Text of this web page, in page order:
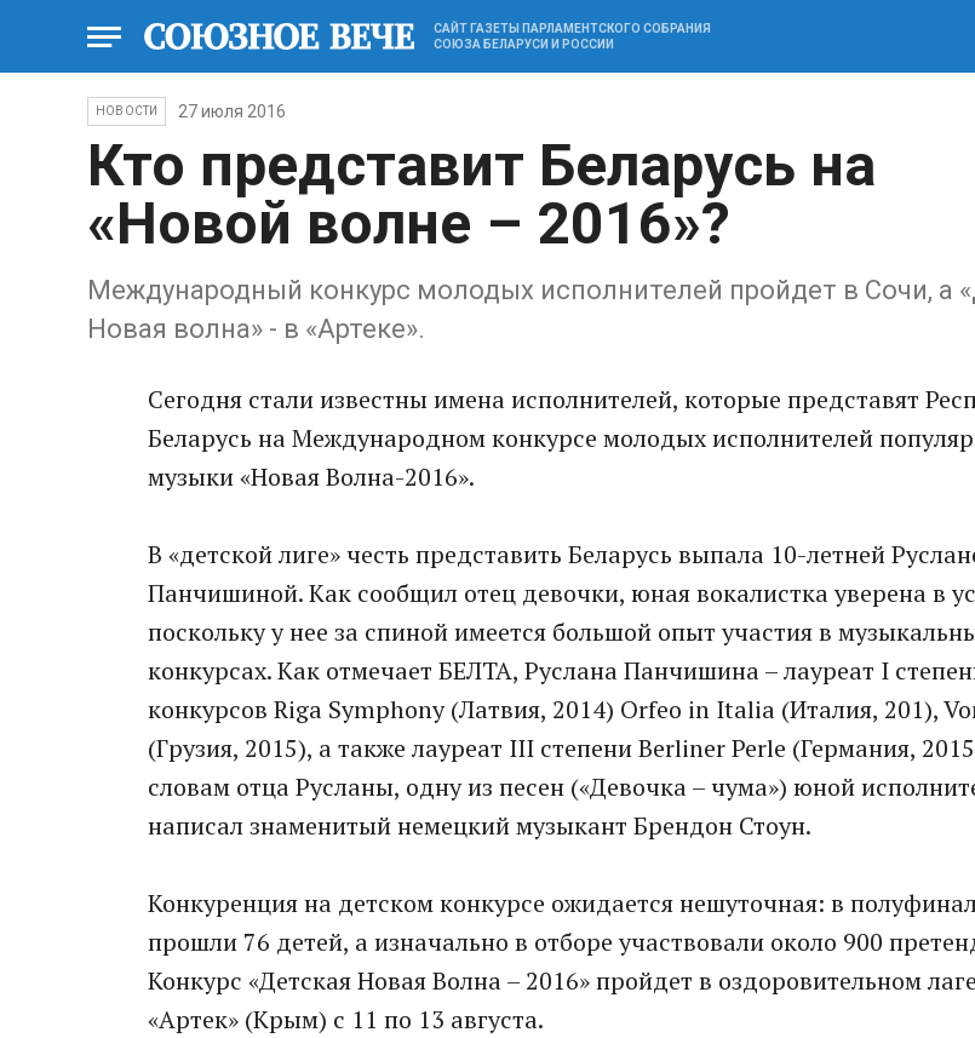
САЙТ ГАЗЕТЫ ПАРЛАМЕНТСКОГО СОБРАНИЯ
СОЮЗА БЕЛАРУСИ И РОССИИ
НОВОСТИ 27 июля 2016
Кто представит Беларусь на
«Новой волне – 2016»?
Международный конкурс молодых исполнителей пройдет в Сочи, а
Новая волна» - в «Артеке».
Сегодня стали известны имена исполнителей, которые представят
Беларусь на Международном конкурсе молодых исполнителей
музыки «Новая Волна-2016».
В «детской лиге» честь представить Беларусь выпала 10-летней
Панчишиной. Как сообщил отец девочки, юная вокалистка уверена в
поскольку у нее за спиной имеется большой опыт участия в
конкурсах. Как отмечает БЕЛТА, Руслана Панчишина – лауреат I
конкурсов Riga Symphony (Латвия, 2014) Orfeo in Italia (Италия, 201),
(Грузия, 2015), а также лауреат III степени Berliner Perle (Германия,
словам отца Русланы, одну из песен («Девочка – чума») юной
написал знаменитый немецкий музыкант Брендон Стоун.
Конкуренция на детском конкурсе ожидается нешуточная: в
прошли 76 детей, а изначально в отборе участвовали около 900
Конкурс «Детская Новая Волна – 2016» пройдет в оздоровительном
«Артек» (Крым) с 11 по 13 августа.